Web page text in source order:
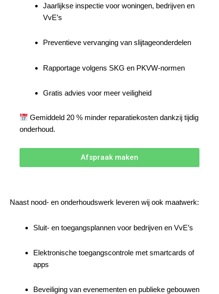
Jaarlijkse inspectie voor woningen, bedrijven en
VvE’s
Preventieve vervanging van slijtageonderdelen
Rapportage volgens SKG en PKVW-normen
Gratis advies voor meer veiligheid
Gemiddeld 20 % minder reparatiekosten dankzij tijdig
onderhoud.
Afspraak maken
Naast nood- en onderhoudswerk leveren wij ook maatwerk:
Sluit- en toegangsplannen voor bedrijven en VvE’s
Elektronische toegangscontrole met smartcards of
apps
Beveiliging van evenementen en publieke gebouwen